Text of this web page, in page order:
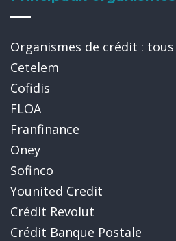
Organismes de crédit : tous
Cetelem
Cofidis
FLOA
Franfinance
Oney
Sofinco
Younited Credit
Crédit Revolut
Crédit Banque Postale